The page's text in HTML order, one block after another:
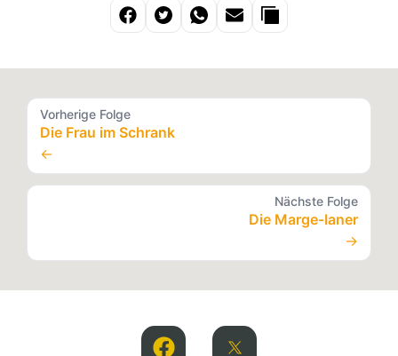
Vorherige Folge
Die Frau im Schrank
←
Nächste Folge
Die Marge-Ianer
→